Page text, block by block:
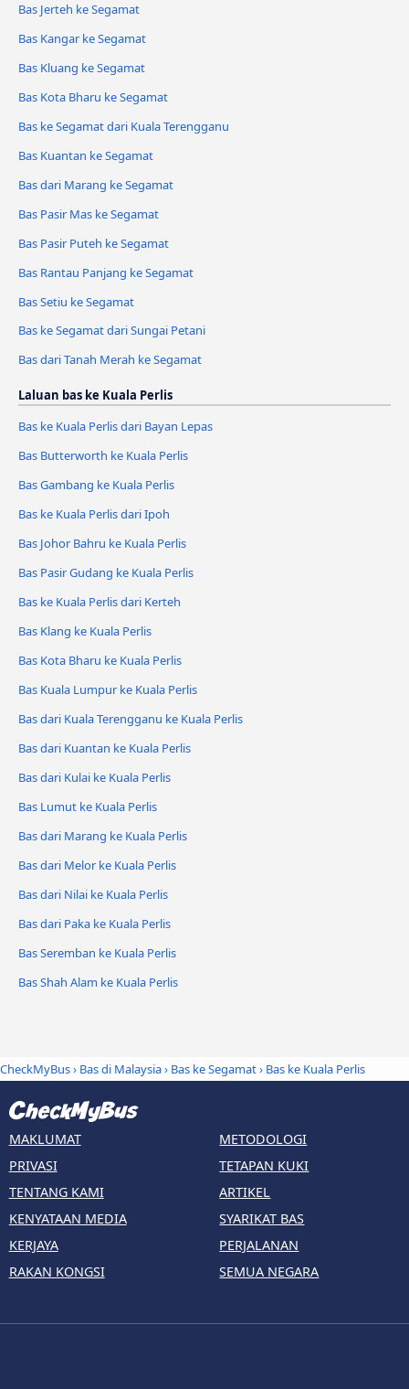
Bas Jerteh ke Segamat
Bas Kangar ke Segamat
Bas Kluang ke Segamat
Bas Kota Bharu ke Segamat
Bas ke Segamat dari Kuala Terengganu
Bas Kuantan ke Segamat
Bas dari Marang ke Segamat
Bas Pasir Mas ke Segamat
Bas Pasir Puteh ke Segamat
Bas Rantau Panjang ke Segamat
Bas Setiu ke Segamat
Bas ke Segamat dari Sungai Petani
Bas dari Tanah Merah ke Segamat
Laluan bas ke Kuala Perlis
Bas ke Kuala Perlis dari Bayan Lepas
Bas Butterworth ke Kuala Perlis
Bas Gambang ke Kuala Perlis
Bas ke Kuala Perlis dari Ipoh
Bas Johor Bahru ke Kuala Perlis
Bas Pasir Gudang ke Kuala Perlis
Bas ke Kuala Perlis dari Kerteh
Bas Klang ke Kuala Perlis
Bas Kota Bharu ke Kuala Perlis
Bas Kuala Lumpur ke Kuala Perlis
Bas dari Kuala Terengganu ke Kuala Perlis
Bas dari Kuantan ke Kuala Perlis
Bas dari Kulai ke Kuala Perlis
Bas Lumut ke Kuala Perlis
Bas dari Marang ke Kuala Perlis
Bas dari Melor ke Kuala Perlis
Bas dari Nilai ke Kuala Perlis
Bas dari Paka ke Kuala Perlis
Bas Seremban ke Kuala Perlis
Bas Shah Alam ke Kuala Perlis
CheckMyBus› Bas di Malaysia› Bas ke Segamat› Bas ke Kuala Perlis
MAKLUMAT
PRIVASI
TENTANG KAMI
KENYATAAN MEDIA
KERJAYA
RAKAN KONGSI
METODOLOGI
TETAPAN KUKI
ARTIKEL
SYARIKAT BAS
PERJALANAN
SEMUA NEGARA